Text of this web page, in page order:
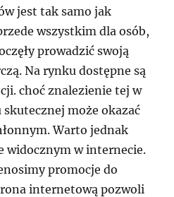
jest tak samo jak
wszystkim dla osób,
prowadzić swoją
Na rynku dostępne są
choć znalezienie tej w
może okazać
Warto jednak
widocznym w internecie.
promocje do
internetową pozwoli